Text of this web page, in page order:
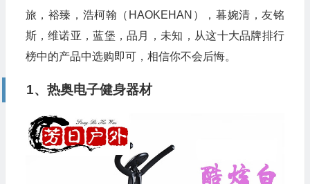
旅，裕臻，浩柯翰（HAOKEHAN），暮婉清，友铭
斯，维诺亚，蓝堡，品月，未知，从这十大品牌排行
榜中的产品中选购即可，相信你不会后悔。
1、热奥电子健身器材